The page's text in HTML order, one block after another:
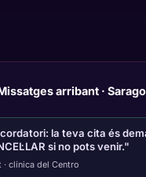
arribant ·
la teva cita és
si no pots venir."
· clínica del Centro